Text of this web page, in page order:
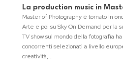
La production music in
Master of Photography è tornato in
Arte e poi su Sky On Demand per la
TV show sul mondo della fotografia
concorrenti selezionati a livello
creatività,...